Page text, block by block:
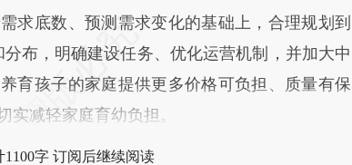
求底数、预测需求变化的基础上，合理规划到
布，明确建设任务、优化运营机制，并加大中
育孩子的家庭提供更多价格可负担、质量有保
实减轻家庭育幼负担。
1100字 订阅后继续阅读